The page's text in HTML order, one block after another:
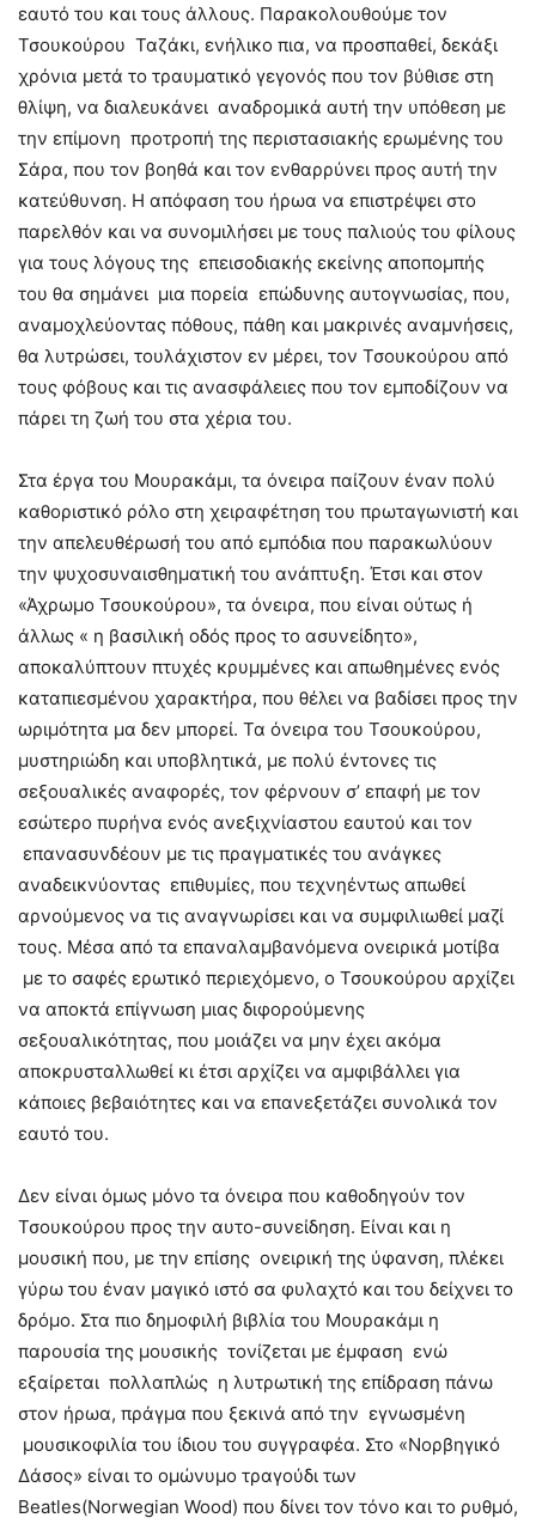
εαυτό του και τους άλλους. Παρακολουθούμε τον
Τσουκούρου Ταζάκι, ενήλικο πια, να προσπαθεί, δεκάξι
χρόνια μετά το τραυματικό γεγονός που τον βύθισε στη
θλίψη, να διαλευκάνει αναδρομικά αυτή την υπόθεση με
την επίμονη προτροπή της περιστασιακής ερωμένης του
Σάρα, που τον βοηθά και τον ενθαρρύνει προς αυτή την
κατεύθυνση. Η απόφαση του ήρωα να επιστρέψει στο
παρελθόν και να συνομιλήσει με τους παλιούς του φίλους
για τους λόγους της επεισοδιακής εκείνης αποπομπής
του θα σημάνει μια πορεία επώδυνης αυτογνωσίας, που,
αναμοχλεύοντας πόθους, πάθη και μακρινές αναμνήσεις,
θα λυτρώσει, τουλάχιστον εν μέρει, τον Τσουκούρου από
τους φόβους και τις ανασφάλειες που τον εμποδίζουν να
πάρει τη ζωή του στα χέρια του.
Στα έργα του Μουρακάμι, τα όνειρα παίζουν έναν πολύ
καθοριστικό ρόλο στη χειραφέτηση του πρωταγωνιστή και
την απελευθέρωσή του από εμπόδια που παρακωλύουν
την ψυχοσυναισθηματική του ανάπτυξη. Έτσι και στον
«Άχρωμο Τσουκούρου», τα όνειρα, που είναι ούτως ή
άλλως « η βασιλική οδός προς το ασυνείδητο»,
αποκαλύπτουν πτυχές κρυμμένες και απωθημένες ενός
καταπιεσμένου χαρακτήρα, που θέλει να βαδίσει προς την
ωριμότητα μα δεν μπορεί. Τα όνειρα του Τσουκούρου,
μυστηριώδη και υποβλητικά, με πολύ έντονες τις
σεξουαλικές αναφορές, τον φέρνουν σ’ επαφή με τον
εσώτερο πυρήνα ενός ανεξιχνίαστου εαυτού και τον
επανασυνδέουν με τις πραγματικές του ανάγκες
αναδεικνύοντας επιθυμίες, που τεχνηέντως απωθεί
αρνούμενος να τις αναγνωρίσει και να συμφιλιωθεί μαζί
τους. Μέσα από τα επαναλαμβανόμενα ονειρικά μοτίβα
με το σαφές ερωτικό περιεχόμενο, ο Τσουκούρου αρχίζει
να αποκτά επίγνωση μιας διφορούμενης
σεξουαλικότητας, που μοιάζει να μην έχει ακόμα
αποκρυσταλλωθεί κι έτσι αρχίζει να αμφιβάλλει για
κάποιες βεβαιότητες και να επανεξετάζει συνολικά τον
εαυτό του.
Δεν είναι όμως μόνο τα όνειρα που καθοδηγούν τον
Τσουκούρου προς την αυτο-συνείδηση. Είναι και η
μουσική που, με την επίσης ονειρική της ύφανση, πλέκει
γύρω του έναν μαγικό ιστό σα φυλαχτό και του δείχνει το
δρόμο. Στα πιο δημοφιλή βιβλία του Μουρακάμι η
παρουσία της μουσικής τονίζεται με έμφαση ενώ
εξαίρεται πολλαπλώς η λυτρωτική της επίδραση πάνω
στον ήρωα, πράγμα που ξεκινά από την εγνωσμένη
μουσικοφιλία του ίδιου του συγγραφέα. Στο «Νορβηγικό
Δάσος» είναι το ομώνυμο τραγούδι των
Beatles(Norwegian Wood) που δίνει τον τόνο και το ρυθμό,